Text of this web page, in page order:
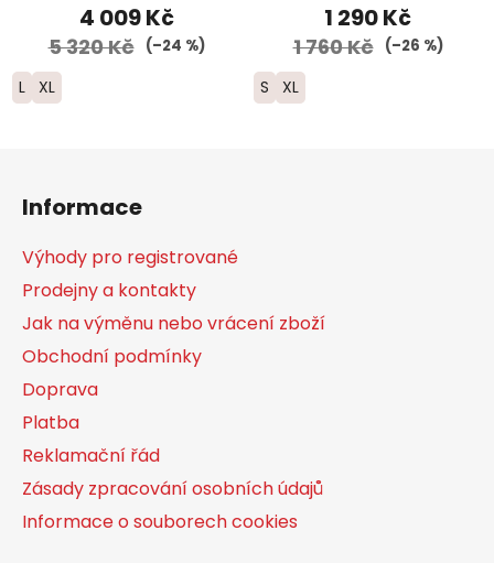
4 009 Kč
5 320 Kč (–24 %)
L XL
1 290 Kč
1 760 Kč (–26 %)
S XL
Informace
Výhody pro registrované
Prodejny a kontakty
Jak na výměnu nebo vrácení zboží
Obchodní podmínky
Doprava
Platba
Reklamační řád
Zásady zpracování osobních údajů
Informace o souborech cookies